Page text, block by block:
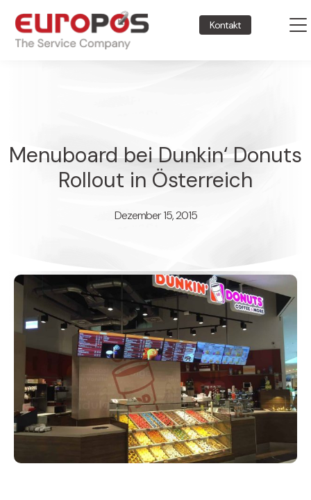
Kontakt
Menuboard bei Dunkin‘ Donuts
Rollout in Österreich
Dezember 15, 2015